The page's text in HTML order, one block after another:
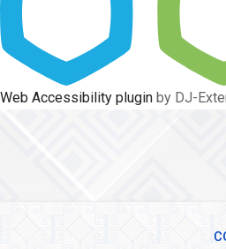
Web Accessibility plugin by DJ-